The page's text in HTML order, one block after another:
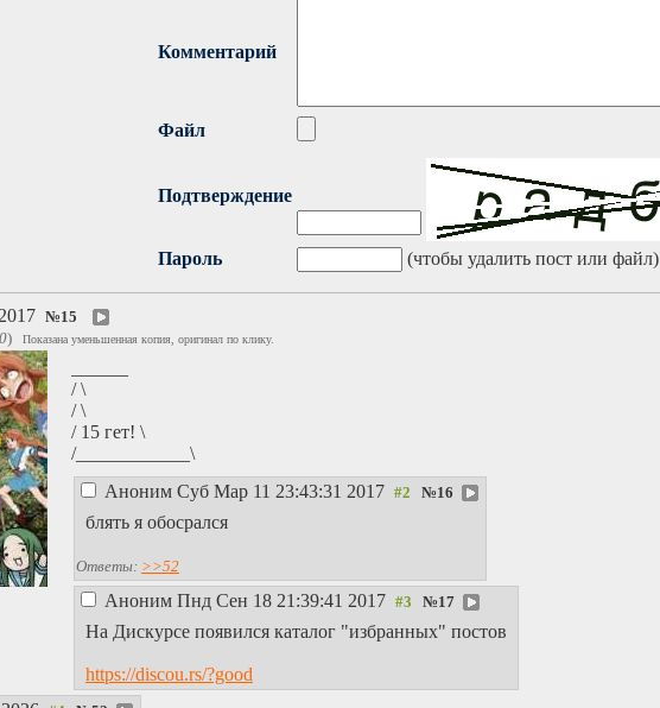
Комментарий
Файл
Подтверждение
Пароль (чтобы удалить пост или файл)
№15
) Показана уменьшенная копия, оригинал по клику.
/ \
/ \
/ 15 гет! \
/____________\
Аноним Суб Мар 11 23:43:31 2017 №16
блять я обосрался
Ответы: >>52
Аноним Пнд Сен 18 21:39:41 2017 №17
На Дискурсе появился каталог "избранных" постов
https://discou.rs/?good